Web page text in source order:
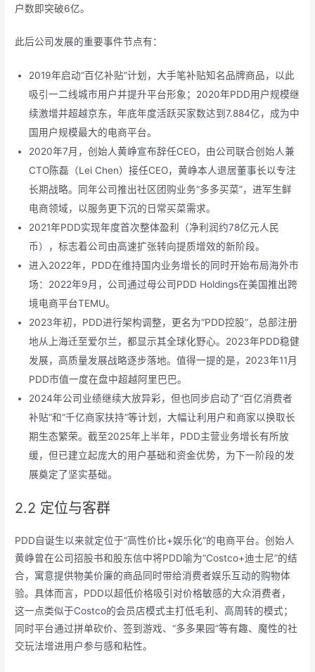
户数即突破6亿。
此后公司发展的重要事件节点有：
2019年启动“百亿补贴”计划，大手笔补贴知名品牌商品，以此
吸引一二线城市用户并提升平台形象；2020年PDD用户规模继
续激增并超越京东，年底年度活跃买家数达到7.884亿，成为中
国用户规模最大的电商平台。
2020年7月，创始人黄峥宣布辞任CEO，由公司联合创始人兼
CTO陈磊（Lei Chen）接任CEO，黄峥本人退居董事长以专注
长期战略。同年公司推出社区团购业务“多多买菜”，进军生鲜
电商领域，以服务更下沉的日常买菜需求。
2021年PDD实现年度首次整体盈利（净利润约78亿元人民
币），标志着公司由高速扩张转向提质增效的新阶段。
进入2022年，PDD在维持国内业务增长的同时开始布局海外市
场：2022年9月，公司通过母公司PDD Holdings在美国推出跨
境电商平台TEMU。
2023年初，PDD进行架构调整，更名为“PDD控股”，总部注册
地从上海迁至爱尔兰，都显示其全球化野心。2023年PDD稳健
发展，高质量发展战略逐步落地。值得一提的是，2023年11月
PDD市值一度在盘中超越阿里巴巴。
2024年公司业绩继续大放异彩，但也同步启动了“百亿消费者
补贴”和“千亿商家扶持”等计划，大幅让利用户和商家以换取长
期生态繁荣。截至2025年上半年，PDD主营业务增长有所放
缓，但已建立起庞大的用户基础和资金优势，为下一阶段的发
展奠定了坚实基础。
2.2 定位与客群
PDD自诞生以来就定位于“高性价比+娱乐化”的电商平台。创始人
黄峥曾在公司招股书和股东信中将PDD喻为“Costco+迪士尼”的结
合，寓意提供物美价廉的商品同时带给消费者娱乐互动的购物体
验。具体而言，PDD以超低价格吸引对价格敏感的大众消费者，
这一点类似于Costco的会员店模式主打低毛利、高周转的模式；
同时平台通过拼单砍价、签到游戏、“多多果园”等有趣、魔性的社
交玩法增进用户参与感和粘性。